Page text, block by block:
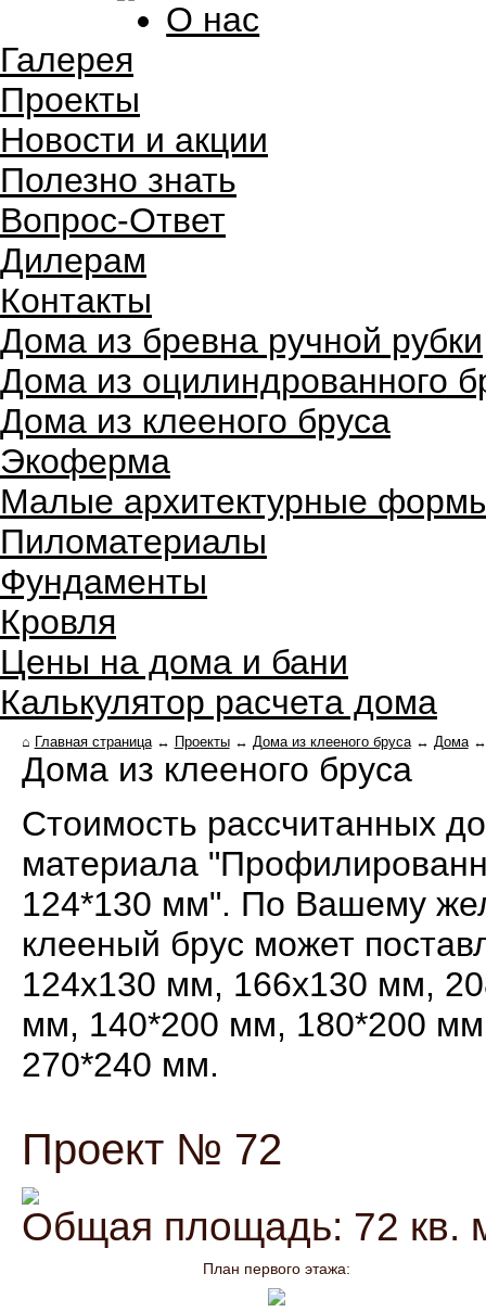
О нас
Галерея
Проекты
Новости и акции
Полезно знать
Вопрос-Ответ
Дилерам
Контакты
Дома из бревна ручной рубки
Дома из оцилиндрованного
Дома из клееного бруса
Экоферма
Малые архитектурные
Пиломатериалы
Фундаменты
Кровля
Цены на дома и бани
Калькулятор расчета дома
⌂ Главная страница↔ Проекты↔ Дома из клееного бруса↔ Дома
Дома из клееного бруса
Стоимость рассчитанных
материала
124*130 мм". По Вашему
клееный брус может
124х130 мм, 166х130 мм,
мм, 140*200 мм, 180*200
270*240 мм.
Проект № 72
Общая площадь: 72 кв.
План первого этажа: